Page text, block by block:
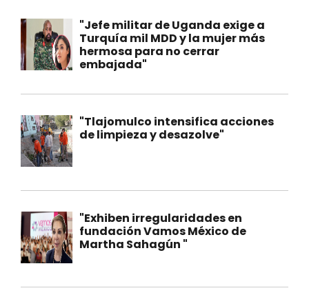
"Jefe militar de Uganda exige a
Turquía mil MDD y la mujer más
hermosa para no cerrar
embajada"
"Tlajomulco intensifica acciones
de limpieza y desazolve"
"Exhiben irregularidades en
fundación Vamos México de
Martha Sahagún "